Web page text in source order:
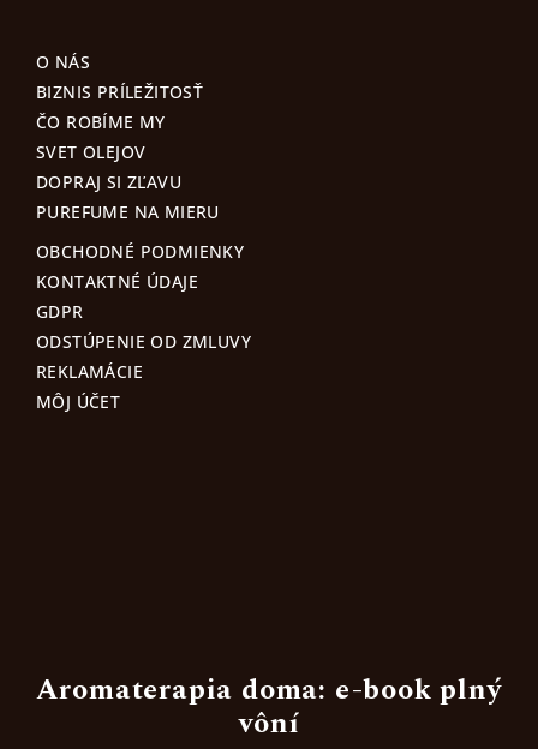
O NÁS
BIZNIS PRÍLEŽITOSŤ
ČO ROBÍME MY
SVET OLEJOV
DOPRAJ SI ZĽAVU
PUREFUME NA MIERU
OBCHODNÉ PODMIENKY
KONTAKTNÉ ÚDAJE
GDPR
ODSTÚPENIE OD ZMLUVY
REKLAMÁCIE
MÔJ ÚČET
Aromaterapia doma: e-book plný
vôní